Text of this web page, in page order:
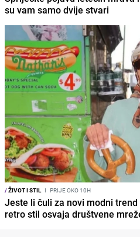
su vam samo dvije stvari
/ŽIVOT I STIL I PRIJE OKO 10H
Jeste li čuli za novi modni
retro stil osvaja društvene